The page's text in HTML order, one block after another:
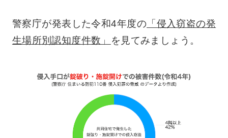
警察庁が発表した令和4年度の 「侵入窃盗の発
生場所別認知度件数」
を見てみましょう。